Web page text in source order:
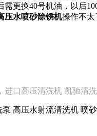
需更换40号机油，以后
压水喷砂除锈机操作不太
口高压清洗机 凯驰清洗
高压水射流清洗机